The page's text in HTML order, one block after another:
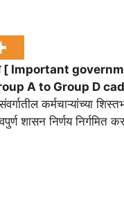
[ Important
A to Group D
कर्मचाऱ्यांच्या
शासन निर्णय निर्गमित